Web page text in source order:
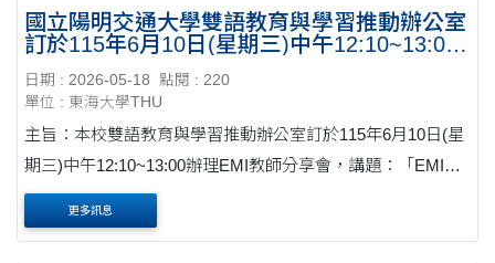
國立陽明交通大學雙語教育與學習推動辦公室
訂於115年6月10日(星期三)中午12:10~13:00
日期 : 2026-05-18
點閱 : 220
單位 : 東海大學THU
主旨：本校雙語教育與學習推動辦公室訂於115年6月10日(星
期三)中午12:10~13:00辦理EMI教師分享會，講題：「EMI的
化學反應：教學、實驗與實踐的演化之路」，請查照轉知。
公文 說明： 一、講座主題：「EMI 的化學反應：....
更多訊息